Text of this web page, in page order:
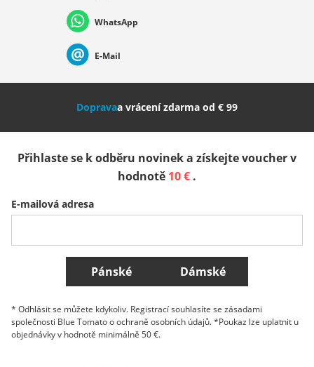
Nederland Italia (Italiano) Italien (Deutsch)
Slovenija
Belgique (Français) Danmark Norge
Všechny země
WhatsApp
E-Mail
Dopravaa vrácení zdarma od € 99
Přihlaste se k odběru novinek a získejte voucher v
hodnotě 10 € .
E-mailová adresa
Pánské Dámské
* Odhlásit se můžete kdykoliv. Registrací souhlasíte se zásadami
společnosti Blue Tomato o ochraně osobních údajů. *Poukaz lze uplatnit u
objednávky v hodnotě minimálně 50 €.